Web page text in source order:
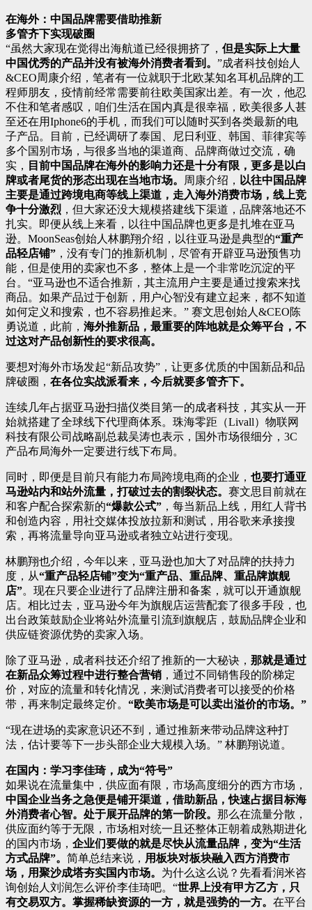
在海外：中国品牌需要借助推新
多管齐下实现破圈
“虽然大家现在觉得出海航道已经很拥挤了， 但是实际上大量
中国优秀的产品并没有被海外消费者看到。 ”成者科技创始人
&CEO周康介绍，笔者有一位就职于北欧某知名耳机品牌的工
程师朋友，疫情前经常需要前往欧美国家出差。有一次，他忍
不住和笔者感叹，咱们生活在国内真是很幸福，欧美很多人甚
至还在用Iphone6的手机，而我们可以随时买到各类最新的电
子产品。目前，已经调研了泰国、尼日利亚、韩国、菲律宾等
多个国别市场，与很多当地的渠道商、品牌商做过交流，确
实，
目前中国品牌在海外的影响力还是十分有限，更多是以白
牌或者尾货的形态出现在当地市场。 周康介绍， 以往中国品牌
主要是通过跨境电商等线上渠道，走入海外消费市场，线上竞
争十分激烈 ，但大家还没大规模搭建线下渠道，品牌落地还不
扎实。即便从线上来看，以往中国品牌也更多是扎堆在亚马
逊。MoonSeas创始人林鹏翔介绍，以往亚马逊是典型的“重产
品轻店铺” ，没有专门的推新机制，尽管有开辟亚马逊预售功
能，但是使用的卖家也不多，整体上是一个非常吃沉淀的平
台。“亚马逊也不适合推新，其主流用户主要是通过搜索来找
商品。如果产品过于创新，用户心智没有建立起来，都不知道
如何定义和搜索，也不容易推起来。” 赛文思创始人&CEO陈
勇说道，此前， 海外推新品，最重要的阵地就是众筹平台，不
过这对产品创新性的要求很高。
要想对海外市场发起“新品攻势”，让更多优质的中国新品和品
牌破圈， 在各位实战派看来，今后就要多管齐下。
连续几年占据亚马逊扫描仪类目第一的成者科技，其实从一开
始就搭建了全球线下代理商体系。珠海零距（Livall）物联网
科技有限公司战略副总裁吴涛也表示，国外市场很细分，3C
产品布局海外一定要进行线下布局。
同时，即便是目前只有能力布局跨境电商的企业， 也要打通亚
马逊站内和站外流量，打破过去的割裂状态。 赛文思目前就在
和客户配合探索新的“爆款公式” ，每当新品上线，用红人背书
和创造内容，用社交媒体投放拉新和测试，用谷歌来承接搜
索，再将流量导向亚马逊或者独立站进行变现。
林鹏翔也介绍，今年以来，亚马逊也加大了对品牌的扶持力
度，从“重产品轻店铺”变为“重产品、重品牌、重品牌旗舰
店”。现在只要企业进行了品牌注册和备案，就可以开通旗舰
店。相比过去，亚马逊今年为旗舰店运营配套了很多手段，也
出台政策鼓励企业将站外流量引流到旗舰店，鼓励品牌企业和
供应链资源优势的卖家入场。
除了亚马逊，成者科技还介绍了推新的一大秘诀， 那就是通过
在新品众筹过程中进行整合营销 ，通过不同销售段的阶梯定
价，对应的流量和转化情况，来测试消费者可以接受的价格
带，再来制定最终定价。 “欧美市场是可以卖出溢价的市场。”
“现在进场的卖家意识还不到，通过推新来带动品牌这种打
法，估计要等下一步头部企业大规模入场。” 林鹏翔说道。
在国内：学习李佳琦，成为“符号”
如果说在流量集中，供应面有限，市场高度细分的西方市场，
中国企业当务之急便是铺开渠道，借助新品，快速占据目标海
外消费者心智。处于展开品牌的第一阶段。 那么在流量分散，
供应面约等于无限，市场相对统一且还整体正朝着成熟期进化
的国内市场， 企业们要做的就是尽快从流量品牌，变为“生活
方式品牌”。 简单总结来说， 用板块对板块融入西方消费市
场，用聚沙成塔夯实国内市场。 为什么这么说？先看看润米咨
询创始人刘润怎么评价李佳琦吧。“世界上没有甲方乙方，只
有交易双方。掌握稀缺资源的一方，就是强势的一方。 在平台